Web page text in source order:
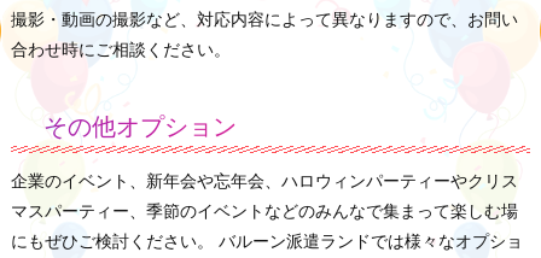
撮影・動画の撮影など、対応内容によって異なりますので、お問い
合わせ時にご相談ください。
その他オプション
企業のイベント、新年会や忘年会、ハロウィンパーティーやクリス
マスパーティー、季節のイベントなどのみんなで集まって楽しむ場
にもぜひご検討ください。 バルーン派遣ランドでは様々なオプショ